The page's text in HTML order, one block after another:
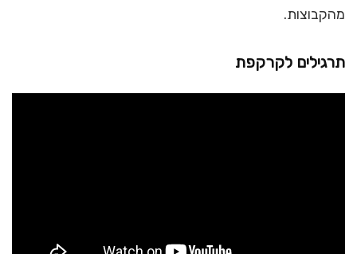
מהקבוצות.
תרגילים לקרקפת